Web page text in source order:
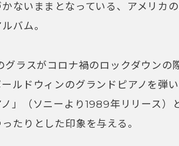
ないままとなっている、アメリカ
バム。
グラスがコロナ禍のロックダウンの
ルドウィンのグランドピアノを弾
」（ソニーより1989年リリース）
たりとした印象を与える。